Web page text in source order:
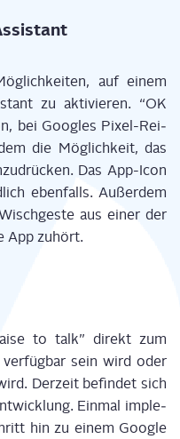
auf einem
zu akti­vie­ren. “OK
bei Goo­gles Pixel-Rei­
die Mög­lich­keit, das
Das App-Icon
eben­falls. Außer­dem
aus einer der
App zuhört.
to talk” direkt zum
sein wird oder
Der­zeit befin­det sich
Ein­mal imple­
hin zu einem Goog­le